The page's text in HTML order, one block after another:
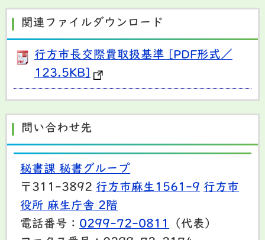
関連ファイルダウンロード
行方市長交際費取扱基準 [PDF形式／
123.5KB]
問い合わせ先
秘書課 秘書グループ
〒311-3892 行方市麻生1561-9 行方市
役所 麻生庁舎 2階
電話番号： 0299-72-0811
（代表）